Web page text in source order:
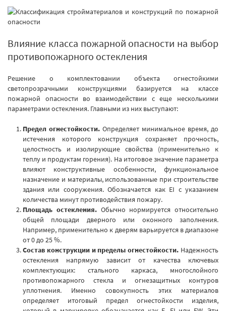
Влияние класса пожарной опасности на выбор
противопожарного остекления
Решение о комплектовании объекта огнестойкими
светопрозрачными конструкциями базируется на классе
пожарной опасности во взаимодействии с еще несколькими
параметрами остекления. Главными из них выступают:
Предел огнестойкости. Определяет минимальное время, до
истечения которого конструкция сохраняет прочность,
целостность и изолирующие свойства (применительно к
теплу и продуктам горения). На итоговое значение параметра
влияют конструктивные особенности, функциональное
назначение и материалы, использованные при строительстве
здания или сооружения. Обозначается как EI с указанием
количества минут противодействия пожару.
Площадь остекления.Обычно нормируется относительно
общей площади дверного или оконного заполнения.
Например, применительно к дверям варьируется в диапазоне
от 0 до 25 %.
Состав конструкции и пределы огнестойкости. Надежность
остекления напрямую зависит от качества ключевых
комплектующих: стального каркаса, многослойного
противопожарного стекла и огнезащитных контуров
уплотнения. Именно совокупность этих материалов
определяет итоговый предел огнестойкости изделия,